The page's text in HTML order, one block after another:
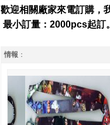
歡迎相關廠家來電訂購，
最小訂量：2000pcs起訂
情報 ：